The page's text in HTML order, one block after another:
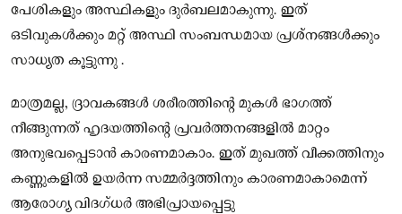
പേശികളും അസ്ഥികളും ദുര്‍ബലമാകുന്നു. ഇത്
ഒടിവുകള്‍ക്കും മറ്റ് അസ്ഥി സംബന്ധമായ പ്രശ്‌നങ്ങള്‍ക്കും
സാധ്യത കൂട്ടുന്നു .
മാത്രമല്ല, ദ്രാവകങ്ങള്‍ ശരീരത്തിന്റെ മുകള്‍ ഭാഗത്ത്
നീങ്ങുന്നത് ഹൃദയത്തിന്റെ പ്രവര്‍ത്തനങ്ങളില്‍ മാറ്റം
അനുഭവപ്പെടാന്‍ കാരണമാകാം. ഇത് മുഖത്ത് വീക്കത്തിനും
കണ്ണുകളില്‍ ഉയര്‍ന്ന സമ്മര്‍ദ്ദത്തിനും കാരണമാകാമെന്ന്
ആരോഗ്യ വിദഗ്ധര്‍ അഭിപ്രായപ്പെട്ടു